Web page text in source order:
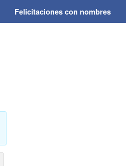
Felicitaciones con nombres